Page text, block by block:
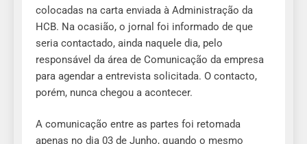
colocadas na carta enviada à Administração da
HCB. Na ocasião, o jornal foi informado de que
seria contactado, ainda naquele dia, pelo
responsável da área de Comunicação da empresa
para agendar a entrevista solicitada. O contacto,
porém, nunca chegou a acontecer.
A comunicação entre as partes foi retomada
apenas no dia 03 de Junho, quando o mesmo